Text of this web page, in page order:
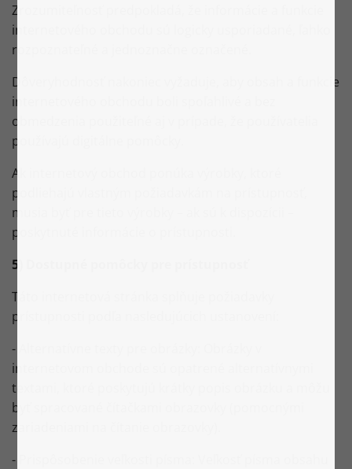
Zrozumiteľnosť predpokladá, že informácie a funkcie
internetového obchodu sú logicky usporiadané, ľahko
rozpoznateľné a jednoznačne označené.
Dôveryhodnosť nakoniec vyžaduje, aby obsah a funkcie
internetového obchodu boli spoľahlivé a bez
obmedzenia použiteľné aj v prípade, že používatelia
používajú digitálne pomôcky.
Ak internetový obchod ponúka výrobky, ktoré
podliehajú vlastným požiadavkám na prístupnosť,
musia byť pre tieto výrobky – ak sú k dispozícii –
poskytnuté informácie o prístupnosti.
5) Dostupné pomôcky pre prístupnosť
Táto internetová stránka splňuje požiadavky
prístupnosti podľa nasledujúcich ustanovení:
- Alternatívne texty pre obrázky: Obrázky v
internetovom obchode sú opatrené alternatívnymi
textami, ktoré poskytujú krátky popis obrázku a môžu
byť spracované čítačkami obrazovky (pomocnými
zariadeniami na čítanie obrazovky).
- Prispôsobenie veľkosti písma: Veľkosť písma obsahu